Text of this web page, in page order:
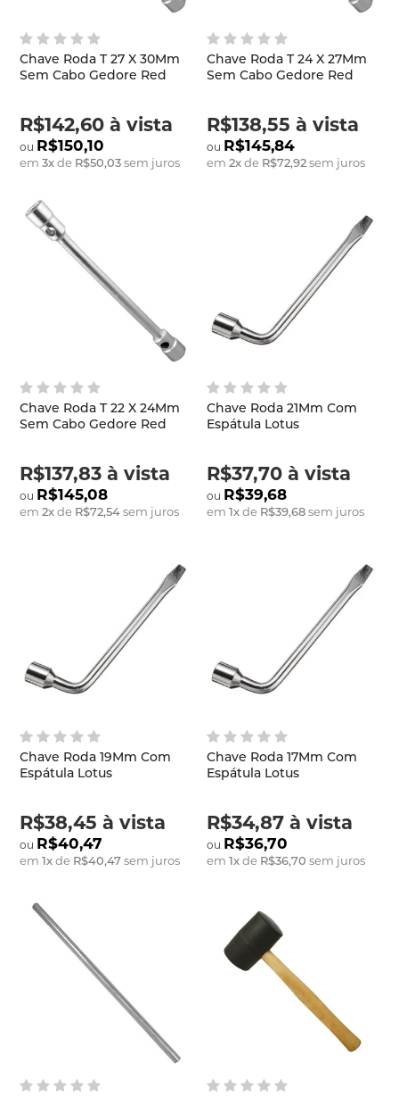
Chave Roda T 27 X 30Mm
Sem Cabo Gedore Red
R$142,60 à vista
R$150,10
em3xde R$50,03sem juros
Chave Roda T 24 X 27Mm
Sem Cabo Gedore Red
R$138,55 à vista
R$145,84
em 2xde R$72,92sem juros
Chave Roda T 22 X 24Mm
Sem Cabo Gedore Red
R$137,83 à vista
R$145,08
em2xde R$72,54sem juros
Chave Roda 21Mm Com
Espátula Lotus
R$37,70à vista
R$39,68
em 1xde R$39,68sem juros
Chave Roda 19Mm Com
Espátula Lotus
R$38,45 à vista
R$40,47
em1xde R$40,47sem juros
Chave Roda 17Mm Com
Espátula Lotus
R$34,87à vista
R$36,70
em 1xde R$36,70 sem juros